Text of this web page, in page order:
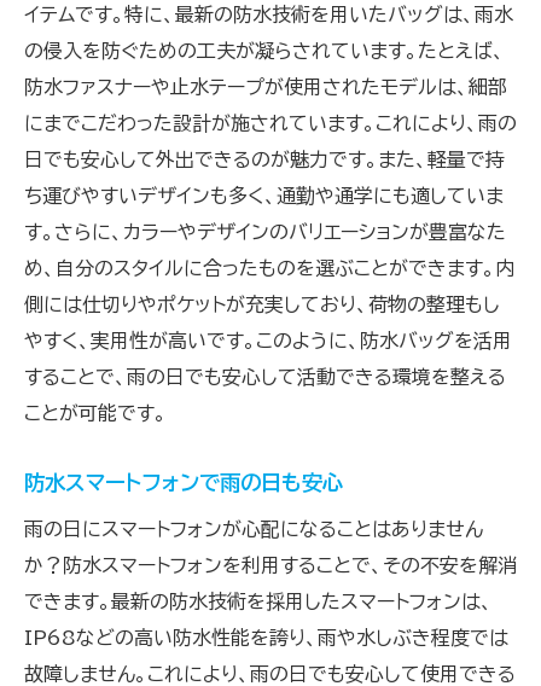
イテムです。特に、最新の防水技術を用いたバッグは、雨水
の侵入を防ぐための工夫が凝らされています。たとえば、
防水ファスナーや止水テープが使用されたモデルは、細部
にまでこだわった設計が施されています。これにより、雨の
日でも安心して外出できるのが魅力です。また、軽量で持
ち運びやすいデザインも多く、通勤や通学にも適していま
す。さらに、カラーやデザインのバリエーションが豊富なた
め、自分のスタイルに合ったものを選ぶことができます。内
側には仕切りやポケットが充実しており、荷物の整理もし
やすく、実用性が高いです。このように、防水バッグを活用
することで、雨の日でも安心して活動できる環境を整える
ことが可能です。
防水スマートフォンで雨の日も安心
雨の日にスマートフォンが心配になることはありません
か？防水スマートフォンを利用することで、その不安を解消
できます。最新の防水技術を採用したスマートフォンは、
IP68などの高い防水性能を誇り、雨や水しぶき程度では
故障しません。これにより、雨の日でも安心して使用できる